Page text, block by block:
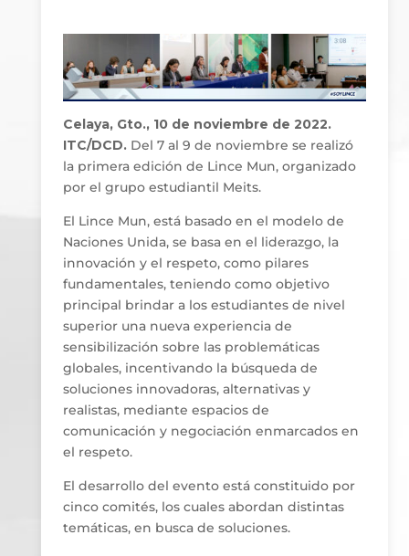
Celaya, Gto., 10 de noviembre de 2022.
ITC/DCD.Del 7 al 9 de noviembre se realizó
la primera edición de Lince Mun, organizado
por el grupo estudiantil Meits.
El Lince Mun, está basado en el modelo de
Naciones Unida, se basa en el liderazgo, la
innovación y el respeto, como pilares
fundamentales, teniendo como objetivo
principal brindar a los estudiantes de nivel
superior una nueva experiencia de
sensibilización sobre las problemáticas
globales, incentivando la búsqueda de
soluciones innovadoras, alternativas y
realistas, mediante espacios de
comunicación y negociación enmarcados en
el respeto.
El desarrollo del evento está constituido por
cinco comités, los cuales abordan distintas
temáticas, en busca de soluciones.